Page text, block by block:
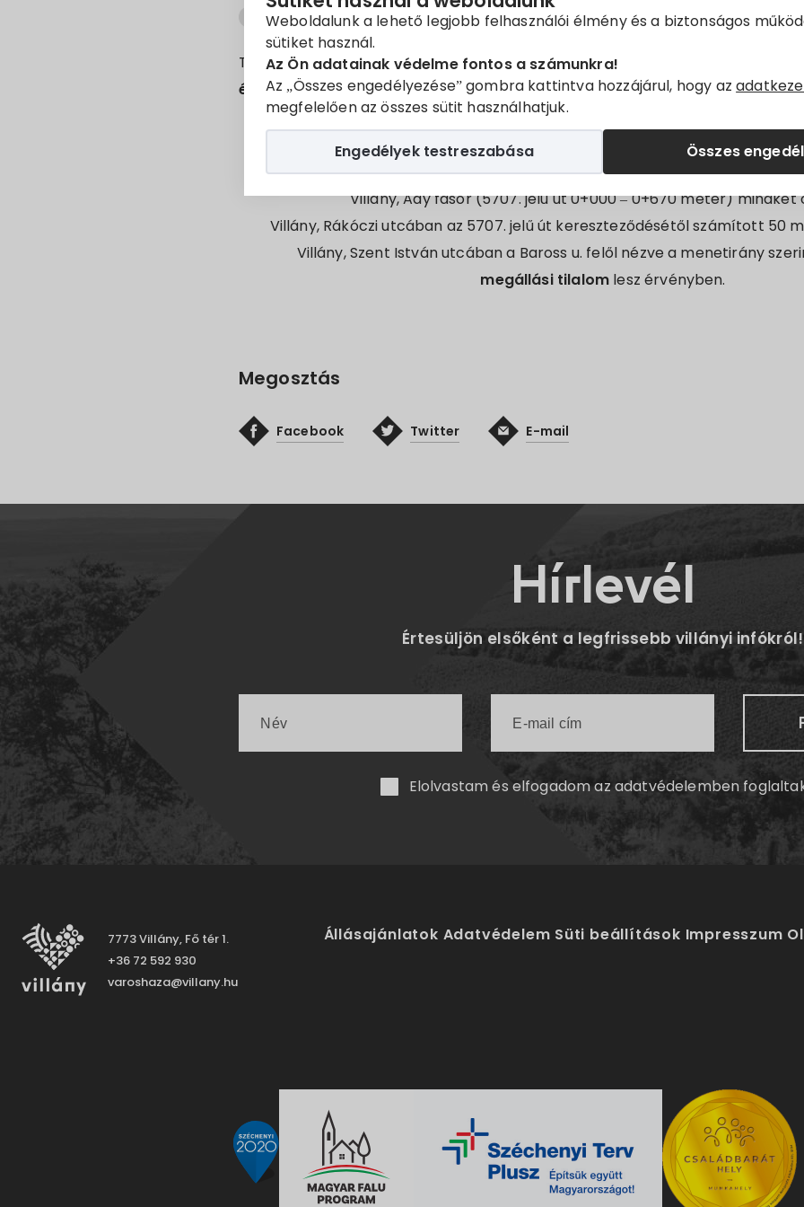
Weboldalunk a lehető legjobb felhasználói élmény és a biztonságos
sütiket használ.
Az Ön adatainak védelme fontos a számunkra!
Az „Összes engedélyezése” gombra kattintva hozzájárul, hogy az
megfelelően az összes sütit használhatjuk.
Összes
Engedélyek testreszabása
Forgalomkorlátozás Tájékoztató
Tájékoztatjuk a Tisztelt Lakosságot, hogy2023. szeptember 08-án 12.00
én 10.00 óraközötti időben, aSváb Zenei Hétvége rendezvény miatt:
Villány, Szent István utcában a forgalomnak a Baross Gábor utca felől a
egyirányúsítva
lesz, továbbá:
Villány, Ady fasor (5707. jelű út 0+000 – 0+670 méter) mindkét
Villány, Rákóczi utcában az 5707. jelű út kereszteződésétől számított 50
Villány, Szent István utcában a Baross u. felől nézve a menetirány
megállási tilalom lesz érvényben.
Megosztás
Facebook Twitter E-mail
Hírlevél
Értesüljön elsőként a legfrissebb villányi infókról!
Elolvastam és elfogadom azadatvédelemben
7773 Villány, Fő tér 1.
+36 72 592 930
varoshaza@villany.hu
Állásajánlatok Adatvédelem Süti beállítások Impresszum